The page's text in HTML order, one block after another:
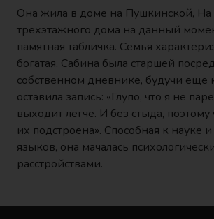
Она жила в доме на Пушкинской, На
трехэтажного дома на данный
памятная табличка. Семья
богатая, Сабина была старшей
собственном дневнике, будучи еще
оставила запись: «Глупо, что я не
выходит легче. И без стыда,
их подстроена». Способная к науке
языков, она мачалась
расстройствами.